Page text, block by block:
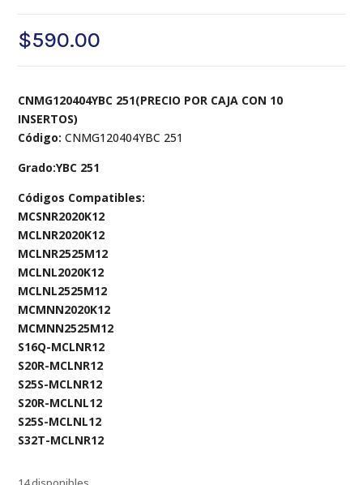
$590.00
CNMG120404YBC 251(PRECIO POR CAJA CON 10
INSERTOS)
Código: CNMG120404YBC 251
Grado:YBC 251
Códigos Compatibles:
MCSNR2020K12
MCLNR2020K12
MCLNR2525M12
MCLNL2020K12
MCLNL2525M12
MCMNN2020K12
MCMNN2525M12
S16Q-MCLNR12
S20R-MCLNR12
S25S-MCLNR12
S20R-MCLNL12
S25S-MCLNL12
S32T-MCLNR12